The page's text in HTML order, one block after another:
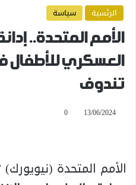
الرئسية
سياسة
الأمم المتحدة..
العسكري
تندوف
13/06/2024
0
الأمم المتحدة